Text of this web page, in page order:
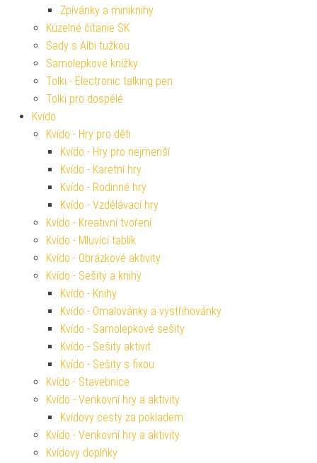
Zpívánky a miniknihy
Kúzelné čítanie SK
Sady s Albi tužkou
Samolepkové knížky
Tolki - Electronic talking pen
Tolki pro dospělé
Kvído
Kvído - Hry pro děti
Kvído - Hry pro nejmenší
Kvído - Karetní hry
Kvído - Rodinné hry
Kvído - Vzdělávací hry
Kvído - Kreativní tvoření
Kvído - Mluvící tablík
Kvído - Obrázkové aktivity
Kvído - Sešity a knihy
Kvído - Knihy
Kvído - Omalovánky a vystřihovánky
Kvído - Samolepkové sešity
Kvído - Sešity aktivit
Kvído - Sešity s fixou
Kvído - Stavebnice
Kvído - Venkovní hry a aktivity
Kvídovy cesty za pokladem
Kvído - Venkovní hry a aktivity
Kvídovy doplňky